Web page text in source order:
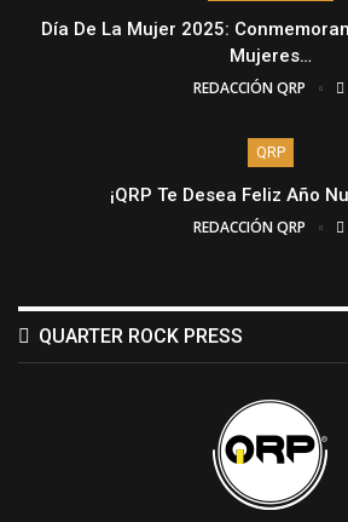
Día De La Mujer 2025:
Mujeres…
REDACCIÓN QRP
QRP
¡QRP Te Desea Feliz Año
REDACCIÓN QRP
QUARTER ROCK PRESS